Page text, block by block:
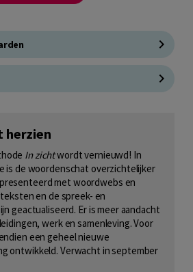
herzien
In zichtwordt vernieuwd! In
is de woordenschat overzichtelijker
met woordwebs en
en de spreek- en
geactualiseerd. Er is meer aandacht
werk en samenleving. Voor
een geheel nieuwe
ontwikkeld. Verwacht in september